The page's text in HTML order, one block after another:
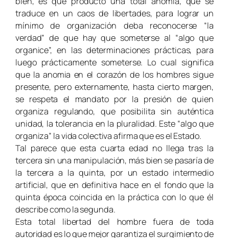
traduce en un caos de libertades, para lograr un
mínimo de organización deba reconocerse “la
verdad” de que hay que someterse al “algo que
organice”, en las determinaciones prácticas, para
luego prácticamente someterse. Lo cual significa
que la anomia en el corazón de los hombres sigue
presente, pero externamente, hasta cierto margen,
se respeta el mandato por la presión de quien
organiza regulando, que posibilita sin auténtica
unidad, la tolerancia en la pluralidad. Este “algo que
organiza” la vida colectiva afirma que es el Estado.
Tal parece que esta cuarta edad no llega tras la
tercera sin una manipulación, más bien se pasaría de
la tercera a la quinta, por un estado intermedio
artificial, que en definitiva hace en el fondo que la
quinta época coincida en la práctica con lo que él
describe como la segunda.
Esta total libertad del hombre fuera de toda
autoridad es lo que mejor garantiza el surgimiento de